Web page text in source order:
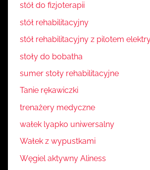
stół do fizjoterapii
stół rehabilitacyjny
stół rehabilitacyjny z pilotem
stoły do bobatha
sumer stoły rehabilitacyjne
Tanie rękawiczki
trenażery medyczne
wałek lyapko uniwersalny
Wałek z wypustkami
Węgiel aktywny Aliness